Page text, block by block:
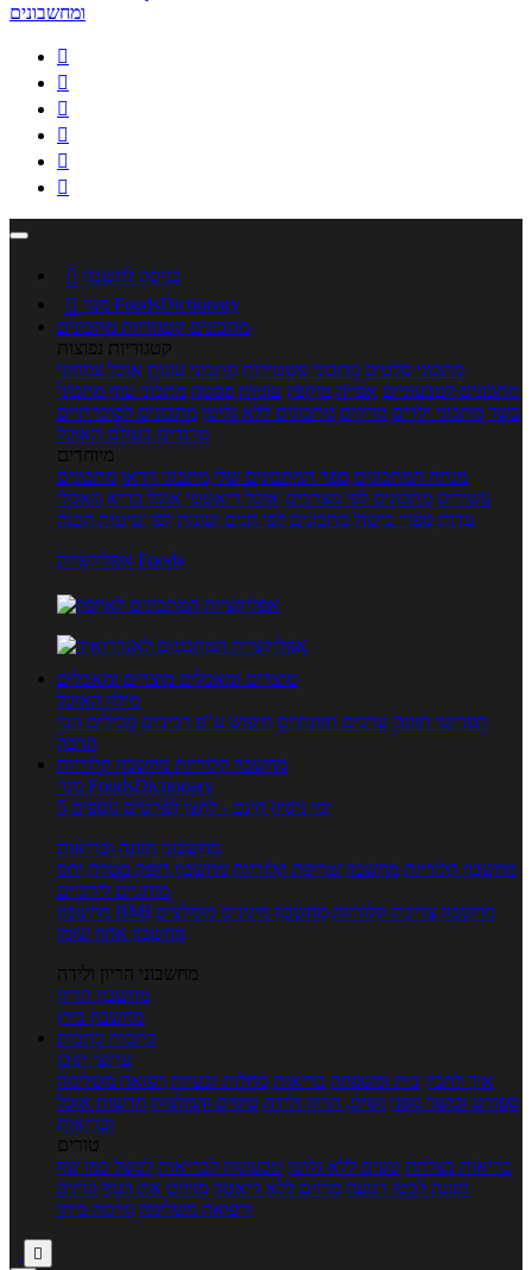






 כניסה לחשבון

מנוי FoodsDictionary
מתכונים קטגוריות מתכונים
קטגוריות נפוצות
מתכוני סלטים מתכוני פשטידות מתכוני עוגות אוכל צמחוני
מתכונים לטבעוניים אפייה מוקפץ עוגיות פסטה מתכוני עוף מתכוני
בשר מתכוני ילדים מרקים מתכונים ללא גלוטן מתכונים לסוכרתיים
טרנדים בעולם האוכל
מיוחדים
מנתח המתכונים ספר המתכונים שלי מתכוני וידאו מתכונים
עשירים מתכונים לפי מצרכים אוכל דיאטטי אוכל בריא מאכלי
עדות ספרי בישול מתכונים לפי חגים ועונות לפי שיטות הכנה
אפליקציית Foods
מוצרים ומאכלים מוצרים ומאכלים
מילון האוכל
תפריטי תזונה ערכים תזונתיים חיפוש ע"פ רכיבים מכילים הכי
הרבה
מחשבון קלוריות מחשבון קלוריות
מנוי FoodsDictionary
5 ימי ניסיון חינם - לחצו לפרטים נוספים
מחשבוני תזונה ובריאות
מחשבון קלוריות מחשבון שריפת קלוריות מחשבון דופק מטרה יחס
מותניים לירכיים
מחשבון BMI
מחשבון צריכת קלוריות מחשבון מינונים מומלצים
מחשבון אחוז שומן
מחשבוני הריון ולידה
מחשבון הריון
מחשבון ביוץ
כתבות כתבות
ערוצי תוכן
איך להכין בית ומשפחה בריאות מחלות ובעיות רפואה משלימה
ספורט וכושר גופני נשים, הריון ולידה טיפים והמלצות חדשות אוכל
ובריאות
טורים
בריאות בצלחת טעים ללא גלוטן טבעונות לבריאות לבשל כמו שף
תזונה לבטן רגועה מרזים ללא דיאטה מזיזים את הגוף הרזיה
ורפואה משלימה גורמה ביתי
